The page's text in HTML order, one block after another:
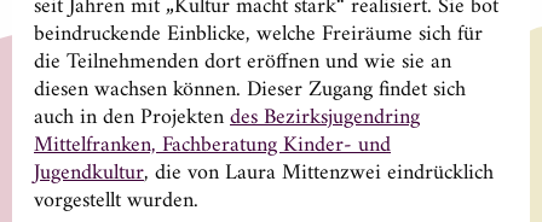
beindruckende Einblicke, welche Freiräume sich für
die Teilnehmenden dort eröffnen und wie sie an
diesen wachsen können. Dieser Zugang findet sich
auch in den Projektendes Bezirksjugendring
Mittelfranken, Fachberatung Kinder- und
Jugendkultur, die von Laura Mittenzwei eindrücklich
vorgestellt wurden.